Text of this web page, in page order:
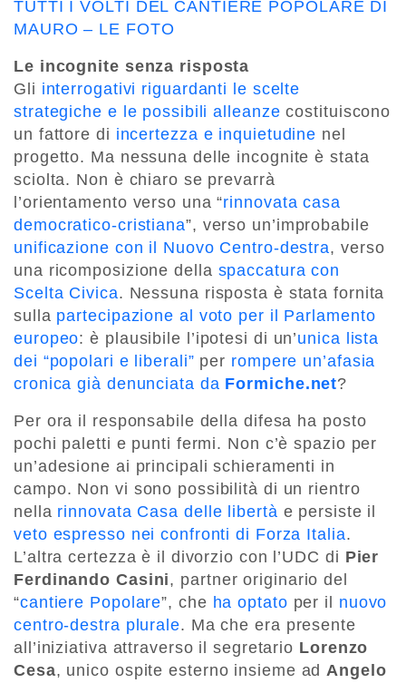
TUTTI I VOLTI DEL CANTIERE POPOLARE DI
MAURO – LE FOTO
Le incognite senza risposta
Gli interrogativi riguardanti le scelte
strategiche e le possibili alleanze costituiscono
un fattore di incertezza e inquietudine nel
progetto. Ma nessuna delle incognite è stata
sciolta. Non è chiaro se prevarrà
l’orientamento verso una “rinnovata casa
democratico-cristiana”, verso un’improbabile
unificazione con il Nuovo Centro-destra, verso
una ricomposizione della spaccatura con
Scelta Civica. Nessuna risposta è stata fornita
sulla partecipazione al voto per il Parlamento
europeo: è plausibile l’ipotesi di un’unica lista
dei “popolari e liberali” per rompere un’afasia
cronica già denunciata da Formiche.net?
Per ora il responsabile della difesa ha posto
pochi paletti e punti fermi. Non c’è spazio per
un’adesione ai principali schieramenti in
campo. Non vi sono possibilità di un rientro
nella rinnovata Casa delle libertà e persiste il
veto espresso nei confronti di Forza Italia.
L’altra certezza è il divorzio con l’UDC di Pier
Ferdinando Casini, partner originario del
“cantiere Popolare”, che ha optato per il nuovo
centro-destra plurale. Ma che era presente
all’iniziativa attraverso il segretario Lorenzo
Cesa, unico ospite esterno insieme adAngelo